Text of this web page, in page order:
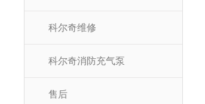
科尔奇维修
科尔奇消防充气泵
售后